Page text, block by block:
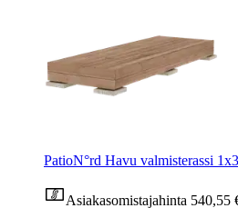
PatioN°rd Havu valmisterassi
Asiakasomistajahinta 540,55